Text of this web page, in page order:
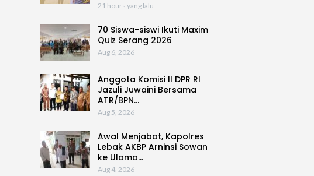
21 hours yang lalu
70 Siswa-siswi Ikuti Maxim
Quiz Serang 2026
Aug 6, 2026
Anggota Komisi II DPR RI
Jazuli Juwaini Bersama
ATR/BPN…
Aug 5, 2026
Awal Menjabat, Kapolres
Lebak AKBP Arninsi Sowan
ke Ulama…
Aug 4, 2026